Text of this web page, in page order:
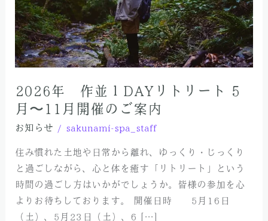
2026年 作並１DAYリトリート 5
月〜11月開催のご案内
お知らせ / sakunami-spa_staff
住み慣れた土地や日常から離れ、ゆっくり・じっくり
と過ごしながら、心と体を癒す「リトリート」という
時間の過ごし方はいかがでしょうか。皆様の参加を心
よりお待ちしております。 開催日時 5月16日
（土）、5月23日（土）、6 […]
１
DAY
リ
ト
リ
ー
ト
月〜
11
月
開
催
の